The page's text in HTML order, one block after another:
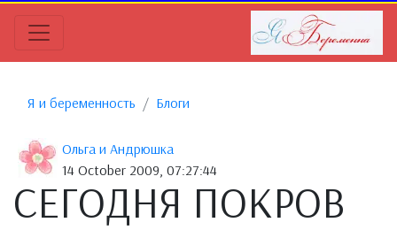
Я и беременность Блоги
Ольга и Андрюшка
14 October 2009, 07:27:44
СЕГОДНЯ ПОКРОВ